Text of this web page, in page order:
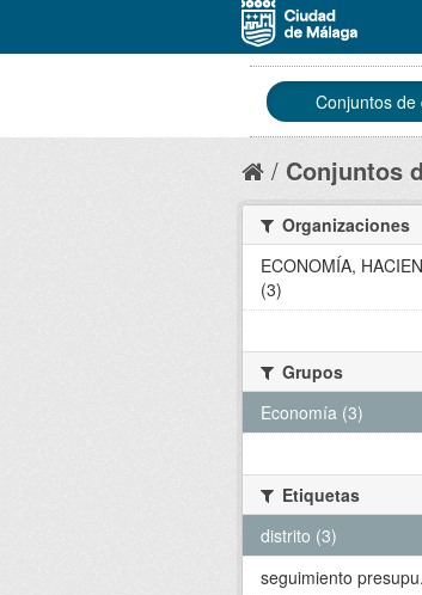
Conjuntos de
Conjuntos
Organizaciones
ECONOMÍA,
(3)
Grupos
Economía (3)
Etiquetas
distrito (3)
seguimiento